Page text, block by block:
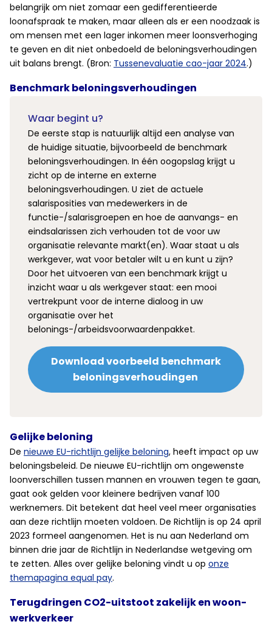
belangrijk om niet zomaar een gedifferentieerde
loonafspraak te maken, maar alleen als er een noodzaak is
om mensen met een lager inkomen meer loonsverhoging
te geven en dit niet onbedoeld de beloningsverhoudingen
uit balans brengt. (Bron: Tussenevaluatie cao-jaar 2024.)
Benchmark beloningsverhoudingen
Waar begint u?
De eerste stap is natuurlijk altijd een analyse van
de huidige situatie, bijvoorbeeld de benchmark
beloningsverhoudingen. In één oogopslag krijgt u
zicht op de interne en externe
beloningsverhoudingen. U ziet de actuele
salarisposities van medewerkers in de
functie-/salarisgroepen en hoe de aanvangs- en
eindsalarissen zich verhouden tot de voor uw
organisatie relevante markt(en). Waar staat u als
werkgever, wat voor betaler wilt u en kunt u zijn?
Door het uitvoeren van een benchmark krijgt u
inzicht waar u als werkgever staat: een mooi
vertrekpunt voor de interne dialoog in uw
organisatie over het
belonings-/arbeidsvoorwaardenpakket.
Download voorbeeld benchmark
beloningsverhoudingen
Gelijke beloning
De nieuwe EU-richtlijn gelijke beloning, heeft impact op uw
beloningsbeleid. De nieuwe EU-richtlijn om ongewenste
loonverschillen tussen mannen en vrouwen tegen te gaan,
gaat ook gelden voor kleinere bedrijven vanaf 100
werknemers. Dit betekent dat heel veel meer organisaties
aan deze richtlijn moeten voldoen. De Richtlijn is op 24 april
2023 formeel aangenomen. Het is nu aan Nederland om
binnen drie jaar de Richtlijn in Nederlandse wetgeving om
te zetten. Alles over gelijke beloning vindt u op onze
themapagina equal pay.
Terugdringen CO2-uitstoot zakelijk en woon-
werkverkeer